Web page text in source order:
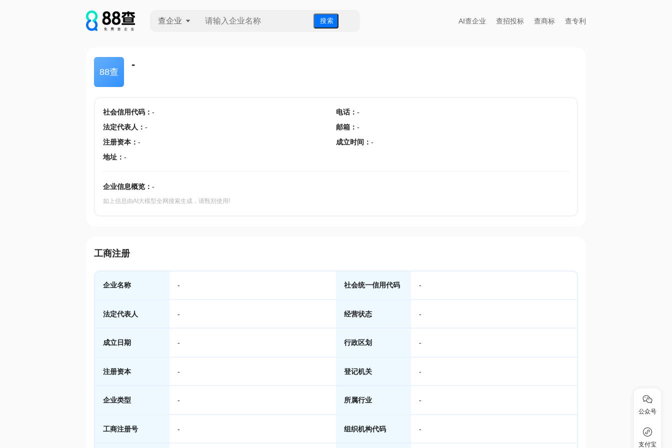
查企业 搜 索 AI查企业 查招投标 查商标 查专利
88查
-
社会信用代码： - 电话： -
法定代表人 ： - 邮箱 ： -
注册资本： - 成立时间 ： -
地址： -
企业信息概览： -
如上信息由AI大模型全网搜索生成，请甄别使用!
工商注册
企业名称 - 社会统一信用代码 -
法定代表人 - 经营状态 -
成立日期 - 行政区划 -
注册资本 - 登记机关 -
企业类型 - 所属行业 -
工商注册号 - 组织机构代码 -
公众号
支付宝